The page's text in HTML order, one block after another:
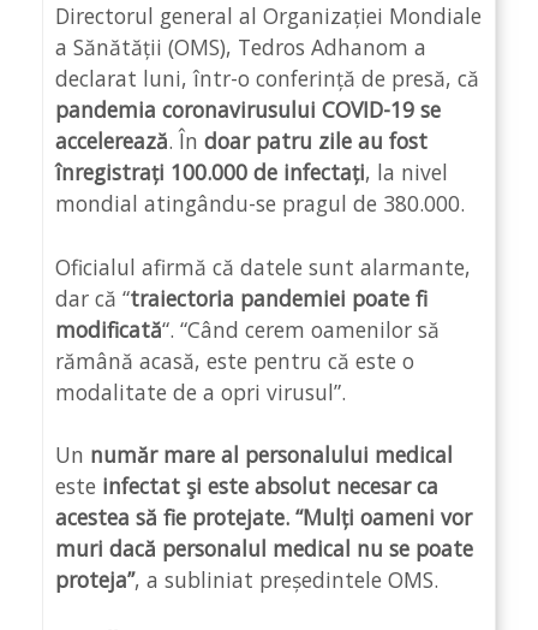
Directorul general al Organizației Mondiale
a Sănătății (OMS), Tedros Adhanom a
declarat luni, într-o conferință de presă, că
pandemia coronavirusului COVID-19 se
accelerează. În doar patru zile au fost
înregistrați 100.000 de infectați, la nivel
mondial atingându-se pragul de 380.000.
Oficialul afirmă că datele sunt alarmante,
dar că “traiectoria pandemiei poate fi
modificată“. “Când cerem oamenilor să
rămână acasă, este pentru că este o
modalitate de a opri virusul”.
Un număr mare al personalului medical
este infectat şi este absolut necesar ca
acestea să fie protejate. “Mulți oameni vor
muri dacă personalul medical nu se poate
proteja”, a subliniat președintele OMS.